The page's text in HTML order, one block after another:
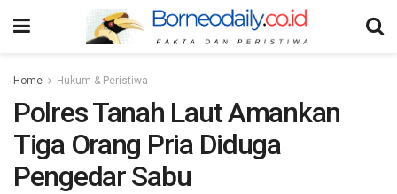
Home Hukum & Peristiwa
Polres Tanah Laut Amankan
Tiga Orang Pria Diduga
Pengedar Sabu